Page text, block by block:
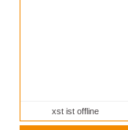
xst ist offline